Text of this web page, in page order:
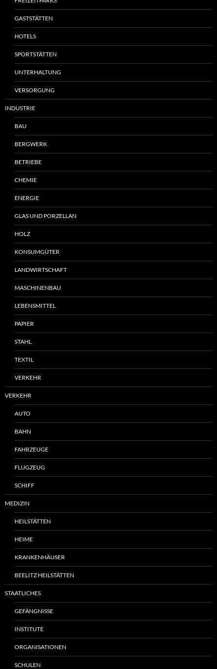
GASTSTÄTTEN
HOTELS
SPORTSTÄTTEN
UNTERHALTUNG
VERSORGUNG
INDUSTRIE
BAU
BERGWERK
BETRIEBE
CHEMIE
ENERGIE
GLAS UND PORZELLAN
HOLZ
KONSUMGÜTER
LANDWIRTSCHAFT
MASCHINENBAU
LEBENSMITTEL
PAPIER
STAHL
TEXTIL
VERKEHR
VERKEHR
AUTO
BAHN
FAHRZEUGE
FLUGZEUG
SCHIFF
MEDIZIN
HEILSTÄTTEN
HEIME
KRANKENHÄUSER
BEELITZ HEILSTÄTTEN
STAATLICHES
GEFÄNGNISSE
INSTITUTE
ORGANISATIONEN
SCHULEN